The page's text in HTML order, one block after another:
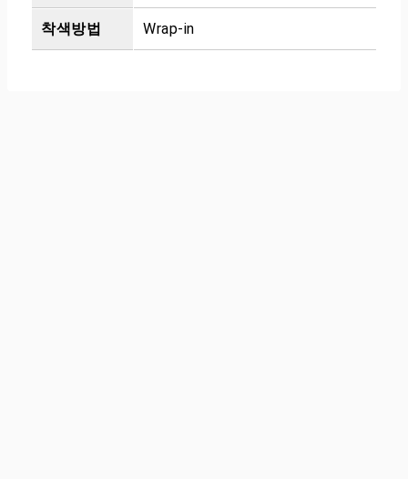
착색방법 Wrap-in